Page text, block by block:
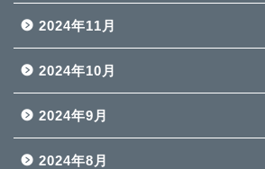
2024年11月
2024年10月
2024年9月
2024年8月